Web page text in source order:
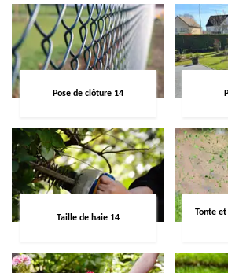
Pose de clôture 14
Taille de haie 14
Tonte